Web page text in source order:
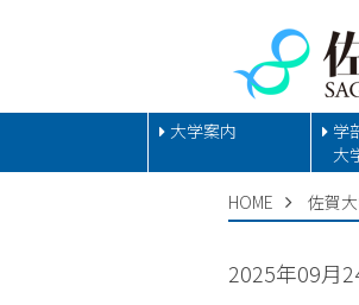
大学案内
学
大
HOME 佐賀
2025年09月